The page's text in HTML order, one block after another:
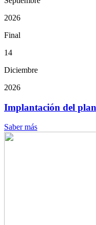
2026
Final
14
Diciembre
2026
Implantación del
Saber más